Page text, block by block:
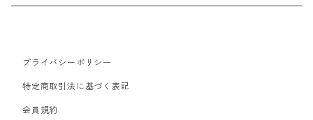
作業・工賃
プライバシーポリシー
特定商取引法に基づく表記
会員規約